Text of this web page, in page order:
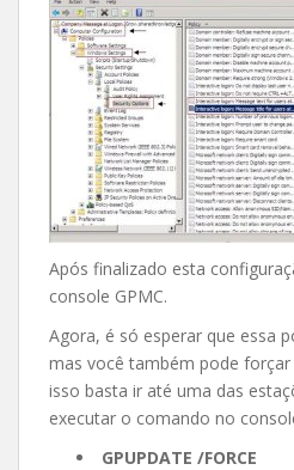
Após finalizado esta
console GPMC.
Agora, é só esperar que essa
mas você também pode
isso basta ir até uma das
executar o comando no
GPUPDATE /FORCE